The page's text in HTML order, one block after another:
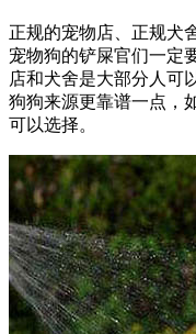
正规的宠物店、正规犬
宠物狗的铲屎官们一定
店和犬舍是大部分人可
狗狗来源更靠谱一点，
可以选择。